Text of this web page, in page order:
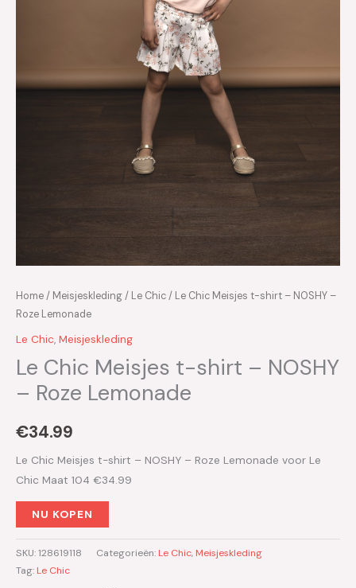
Home/ Meisjeskleding/ Le Chic/ Le Chic Meisjes t-shirt – NOSHY –
Roze Lemonade
Le Chic, Meisjeskleding
Le Chic Meisjes t-shirt – NOSHY
– Roze Lemonade
€34.99
Le Chic Meisjes t-shirt – NOSHY – Roze Lemonade voor Le
Chic Maat 104 €34.99
NU KOPEN
SKU:128619118 Categorieën: Le Chic, Meisjeskleding
Tag: Le Chic